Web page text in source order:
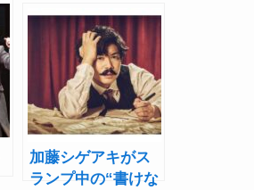
加藤シゲアキがス
ランプ中の“書けな